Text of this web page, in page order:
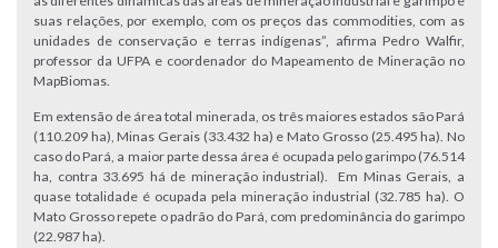
suas relações, por exemplo, com os preços das commodities, com as
unidades de conservação e terras indígenas”, afirma Pedro Walfir,
professor da UFPA e coordenador do Mapeamento de Mineração no
MapBiomas.
Em extensão de área total minerada, os três maiores estados são Pará
(110.209 ha), Minas Gerais (33.432 ha) e Mato Grosso (25.495 ha). No
caso do Pará, a maior parte dessa área é ocupada pelo garimpo (76.514
ha, contra 33.695 há de mineração industrial). Em Minas Gerais, a
quase totalidade é ocupada pela mineração industrial (32.785 ha). O
Mato Grosso repete o padrão do Pará, com predominância do garimpo
(22.987 ha).